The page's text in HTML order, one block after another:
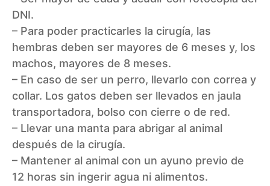
DNI.
– Para poder practicarles la cirugía, las
hembras deben ser mayores de 6 meses y, los
machos, mayores de 8 meses.
– En caso de ser un perro, llevarlo con correa y
collar. Los gatos deben ser llevados en jaula
transportadora, bolso con cierre o de red.
– Llevar una manta para abrigar al animal
después de la cirugía.
– Mantener al animal con un ayuno previo de
12 horas sin ingerir agua ni alimentos.